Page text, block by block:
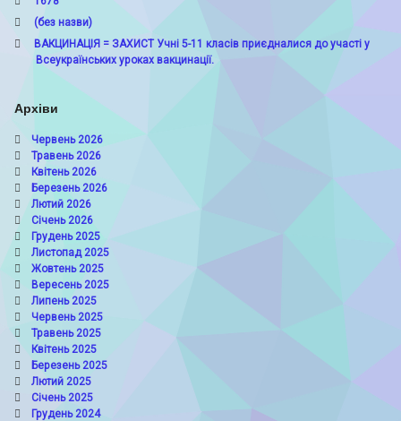
(без назви)
ВАКЦИНАЦІЯ = ЗАХИСТ Учні 5-11 класів приєдналися до участі у
Всеукраїнських уроках вакцинації.
Архіви
Червень 2026
Травень 2026
Квітень 2026
Березень 2026
Лютий 2026
Січень 2026
Грудень 2025
Листопад 2025
Жовтень 2025
Вересень 2025
Липень 2025
Червень 2025
Травень 2025
Квітень 2025
Березень 2025
Лютий 2025
Січень 2025
Грудень 2024